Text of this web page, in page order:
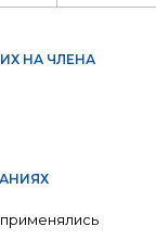
НА ЧЛЕНА